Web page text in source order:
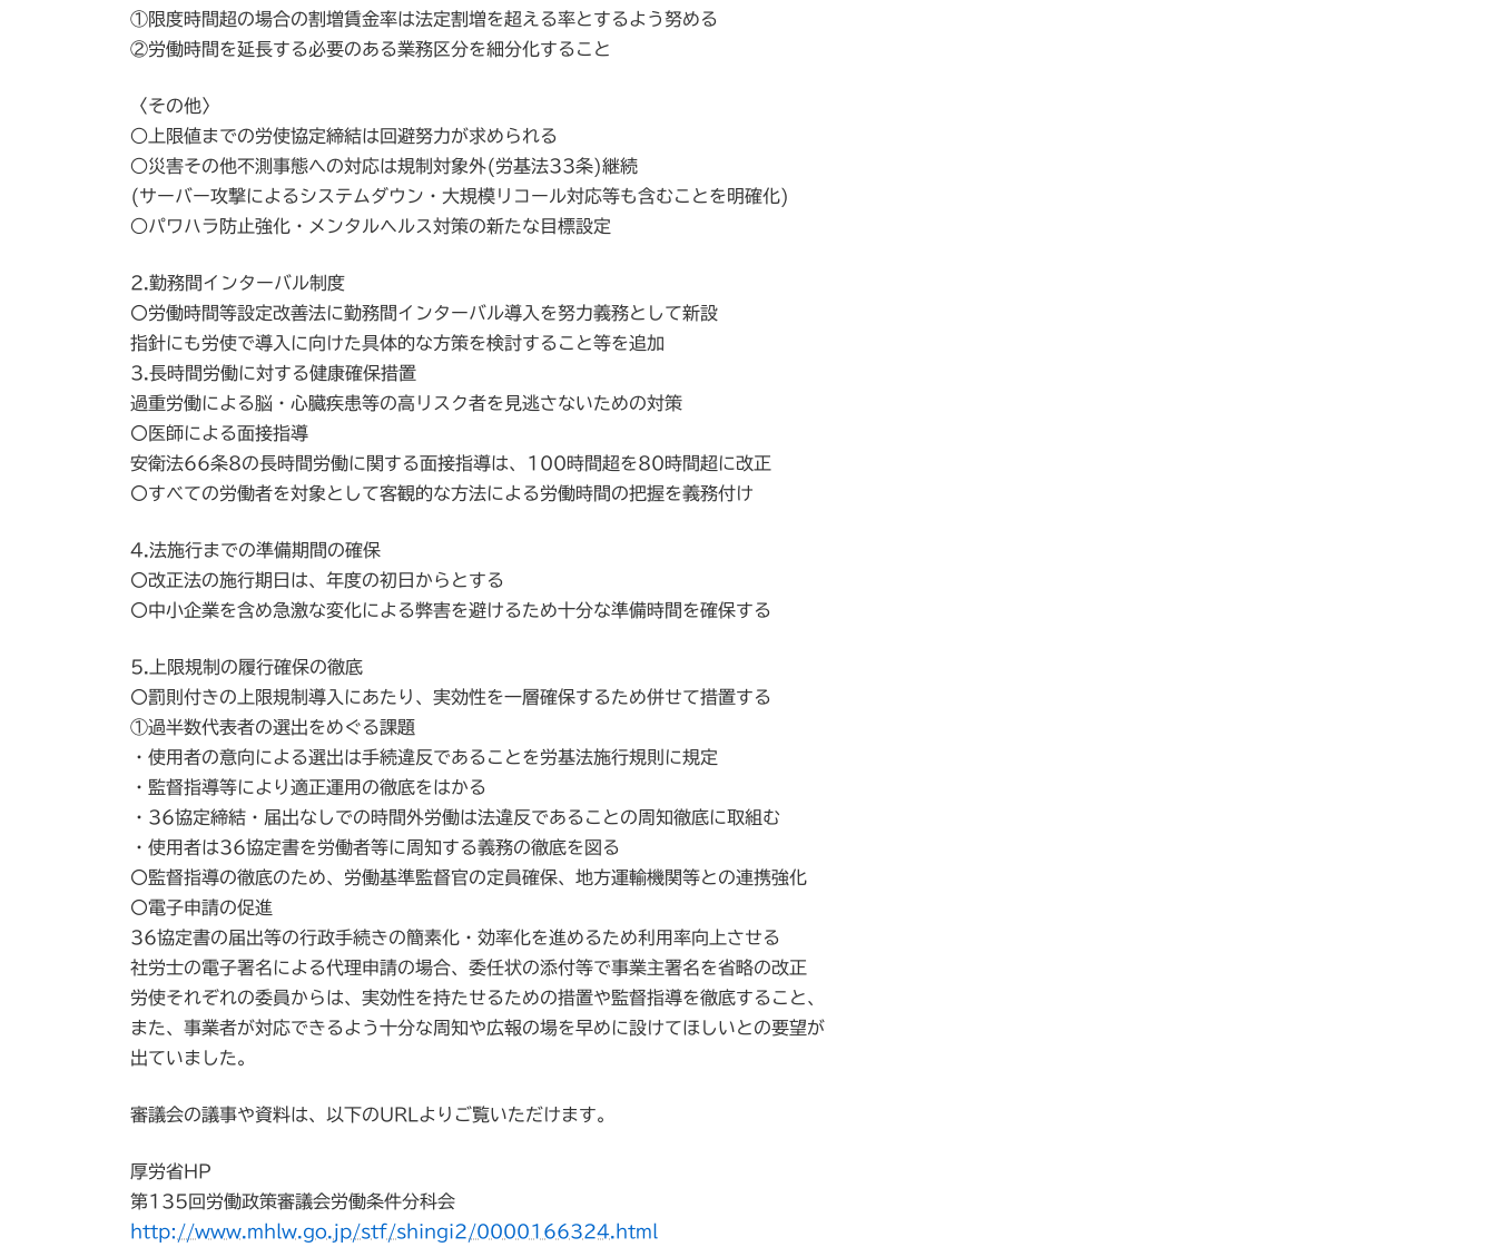
①限度時間超の場合の割増賃金率は法定割増を超える率とするよう努める
②労働時間を延長する必要のある業務区分を細分化すること
〈その他〉
○上限値までの労使協定締結は回避努力が求められる
○災害その他不測事態への対応は規制対象外(労基法33条)継続
(サーバー攻撃によるシステムダウン・大規模リコール対応等も含むことを明確化)
○パワハラ防止強化・メンタルヘルス対策の新たな目標設定
2.勤務間インターバル制度
〇労働時間等設定改善法に勤務間インターバル導入を努力義務として新設
指針にも労使で導入に向けた具体的な方策を検討すること等を追加
3.長時間労働に対する健康確保措置
過重労働による脳・心臓疾患等の高リスク者を見逃さないための対策
〇医師による面接指導
安衛法66条8の長時間労働に関する面接指導は、100時間超を80時間超に改正
〇すべての労働者を対象として客観的な方法による労働時間の把握を義務付け
4.法施行までの準備期間の確保
〇改正法の施行期日は、年度の初日からとする
〇中小企業を含め急激な変化による弊害を避けるため十分な準備時間を確保する
5.上限規制の履行確保の徹底
〇罰則付きの上限規制導入にあたり、実効性を一層確保するため併せて措置する
①過半数代表者の選出をめぐる課題
・使用者の意向による選出は手続違反であることを労基法施行規則に規定
・監督指導等により適正運用の徹底をはかる
・36協定締結・届出なしでの時間外労働は法違反であることの周知徹底に取組む
・使用者は36協定書を労働者等に周知する義務の徹底を図る
〇監督指導の徹底のため、労働基準監督官の定員確保、地方運輸機関等との連携強化
〇電子申請の促進
36協定書の届出等の行政手続きの簡素化・効率化を進めるため利用率向上させる
社労士の電子署名による代理申請の場合、委任状の添付等で事業主署名を省略の改正
労使それぞれの委員からは、実効性を持たせるための措置や監督指導を徹底すること、
また、事業者が対応できるよう十分な周知や広報の場を早めに設けてほしいとの要望が
出ていました。
審議会の議事や資料は、以下のURLよりご覧いただけます。
厚労省HP
第135回労働政策審議会労働条件分科会
http://www.mhlw.go.jp/stf/shingi2/0000166324.html